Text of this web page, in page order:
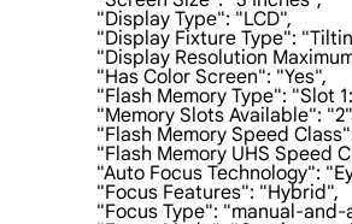
                    "Display Type": "LCD",
"Display Fixture Type":
"Display Resolution
                    "Has Color Screen": "Yes",
"Flash Memory Type":
"Memory Slots Available":
"Flash Memory Speed
"Flash Memory UHS Speed
"Auto Focus Technology":
                    "Focus Features": "Hybrid",
"Focus Type": "manual-